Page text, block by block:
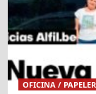
OFICINA /